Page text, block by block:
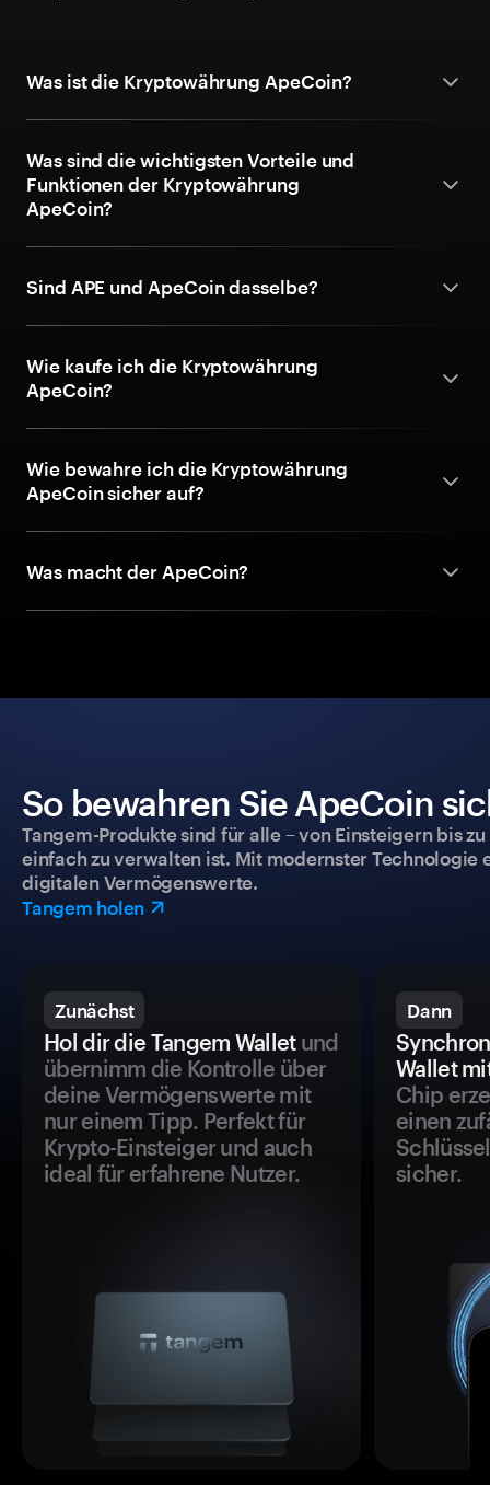
Was ist die Kryptowährung ApeCoin?
Was sind die wichtigsten Vorteile und
Funktionen der Kryptowährung
ApeCoin?
Sind APE und ApeCoin dasselbe?
Wie kaufe ich die Kryptowährung
ApeCoin?
Wie bewahre ich die Kryptowährung
ApeCoin sicher auf?
Was macht der ApeCoin?
So bewahren Sie ApeCoin
Tangem-Produkte sind für alle – von Einsteigern bis
einfach zu verwalten ist. Mit modernster
digitalen Vermögenswerte.
Tangem holen
Zunächst
Hol dir die Tangem Walletund
übernimm die Kontrolle über
deine Vermögenswerte mit
nur einem Tipp. Perfekt für
Krypto-Einsteiger und auch
ideal für erfahrene Nutzer.
Dann
Wallet
Chip
einen
sicher.